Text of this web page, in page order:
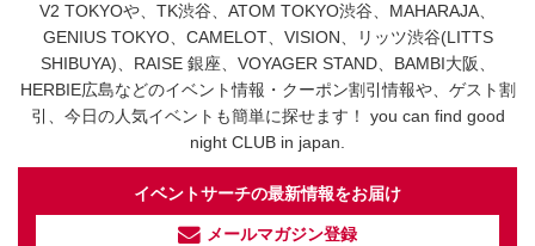
V2 TOKYOや、TK渋谷、ATOM TOKYO渋谷、MAHARAJA、
GENIUS TOKYO、CAMELOT、VISION、リッツ渋谷(LITTS
SHIBUYA)、RAISE 銀座、VOYAGER STAND、BAMBI大阪、
HERBIE広島などのイベント情報・クーポン割引情報や、ゲスト割
引、今日の人気イベントも簡単に探せます！ you can find good
night CLUB in japan.
イベントサーチの最新情報をお届け
メールマガジン登録